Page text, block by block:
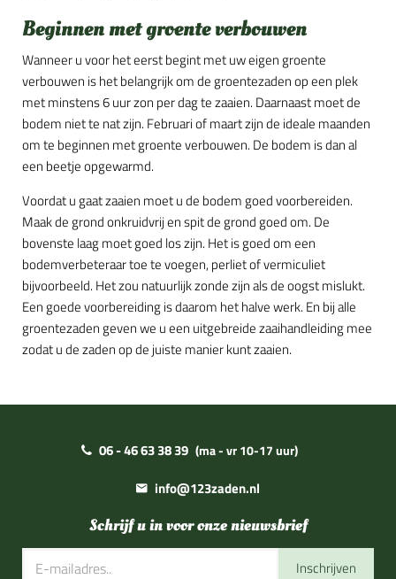
Beginnen met groente verbouwen
Wanneer u voor het eerst begint met uw eigen groente
verbouwen is het belangrijk om de groentezaden op een plek
met minstens 6 uur zon per dag te zaaien. Daarnaast moet de
bodem niet te nat zijn. Februari of maart zijn de ideale maanden
om te beginnen met groente verbouwen. De bodem is dan al
een beetje opgewarmd.
Voordat u gaat zaaien moet u de bodem goed voorbereiden.
Maak de grond onkruidvrij en spit de grond goed om. De
bovenste laag moet goed los zijn. Het is goed om een
bodemverbeteraar toe te voegen, perliet of vermiculiet
bijvoorbeeld. Het zou natuurlijk zonde zijn als de oogst mislukt.
Een goede voorbereiding is daarom het halve werk. En bij alle
groentezaden geven we u een uitgebreide zaaihandleiding mee
zodat u de zaden op de juiste manier kunt zaaien.
06 - 46 63 38 39 (ma - vr 10-17 uur)
info@123zaden.nl
Schrijf u in voor onze nieuwsbrief
Inschrijven